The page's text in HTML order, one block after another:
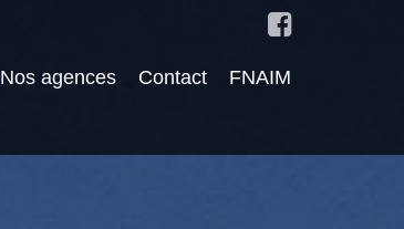
Nos agences Contact FNAIM